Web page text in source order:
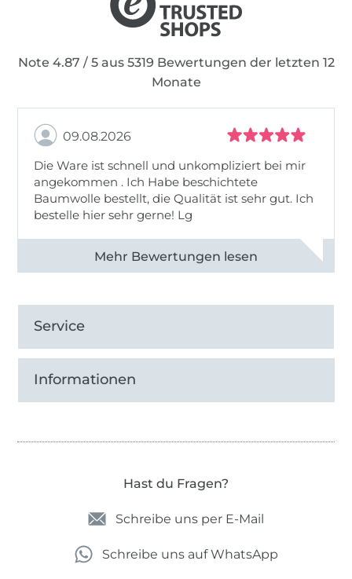
Note 4.87 / 5 aus 5319 Bewertungen der letzten 12
Monate
09.08.2026
Die Ware ist schnell und unkompliziert bei mir
angekommen . Ich Habe beschichtete
Baumwolle bestellt, die Qualität ist sehr gut. Ich
bestelle hier sehr gerne! Lg
Alle 83031 Bewertungen ansehen
Service
Informationen
Hast du Fragen?
Schreibe uns per E-Mail
Schreibe uns auf WhatsApp